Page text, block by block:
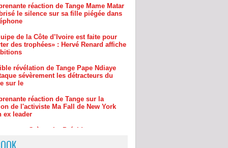
de la Côte d’Ivoire est faite pour
des trophées» : Hervé Renard affiche
révélation de Tange Pape Ndiaye
sévèrement les détracteurs du
sur le
réaction de Tange sur la
de l'activiste Ma Fall de New York
leader
en Grèce : Le Président
se signale à bord d’un bateau et
message aux Guinéens